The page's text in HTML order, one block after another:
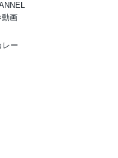
動画
レー